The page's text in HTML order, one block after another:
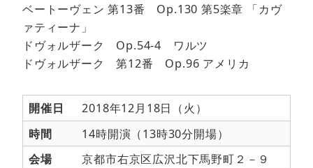
ベートーヴェン 第13番 Op.130 第5楽章 「カヴ
ァティーナ」
ドヴォルザーク Op.54-4 ワルツ
ドヴォルザーク 第12番 Op.96 アメリカ
開催日
2018年12月18日（火）
時間
14時開演（13時30分開場）
会場
京都市右京区広沢北下馬野町２－９